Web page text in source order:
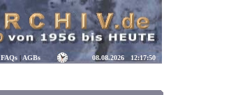
FAQs |AGBs 08.08.2026 12:17:51